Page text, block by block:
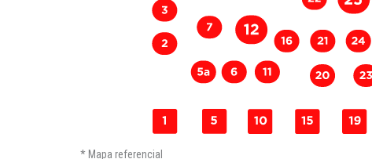
Mapa referencial